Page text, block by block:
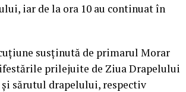
iar de la ora 10 au continuat în
susținută de primarul Morar
prilejuite de Ziua Drapelului
sărutul drapelului, respectiv